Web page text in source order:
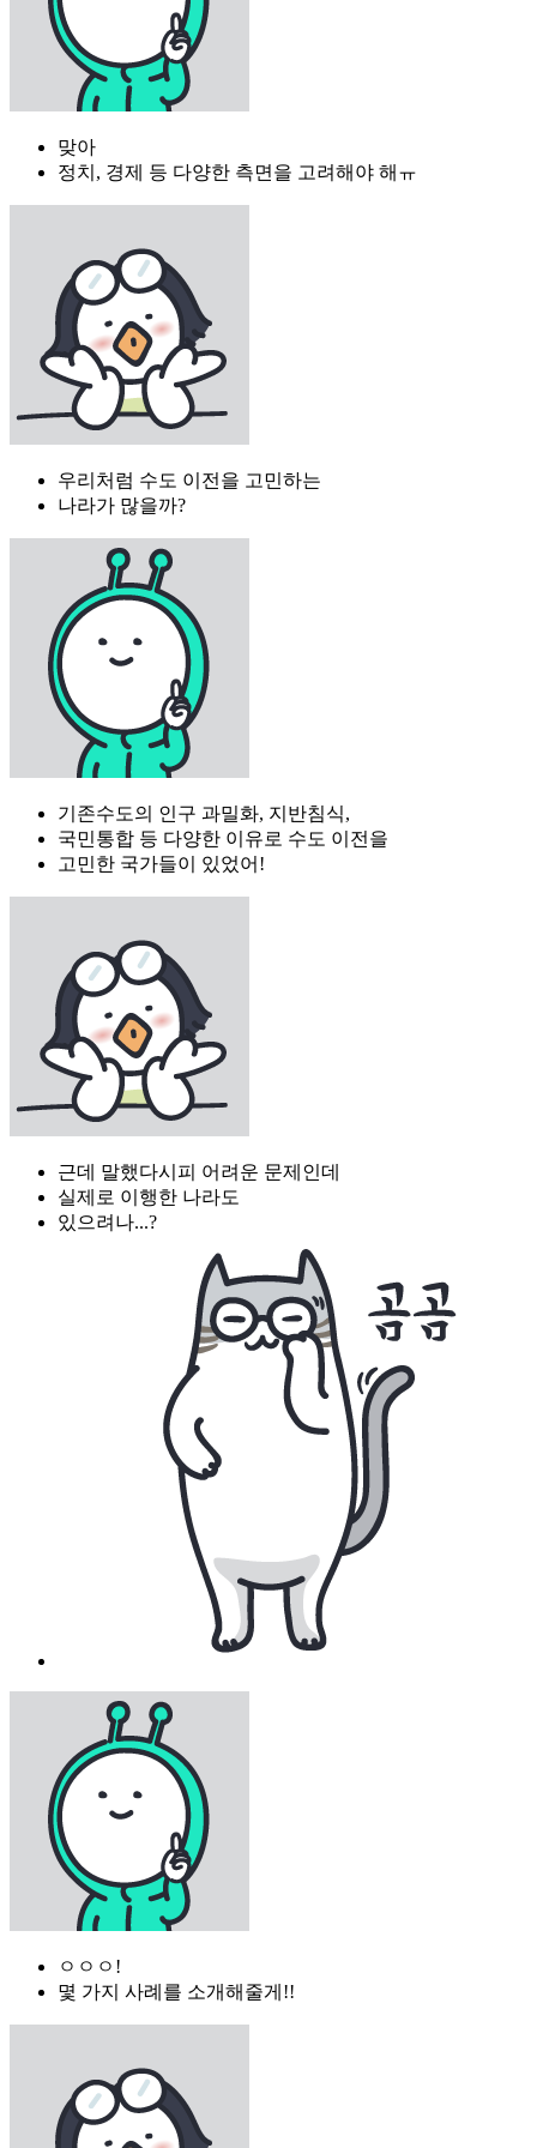
맞아
정치, 경제 등 다양한 측면을 고려해야 해ㅠ
우리처럼 수도 이전을 고민하는
나라가 많을까?
기존수도의 인구 과밀화, 지반침식,
국민통합 등 다양한 이유로 수도 이전을
고민한 국가들이 있었어!
근데 말했다시피 어려운 문제인데
실제로 이행한 나라도
있으려나...?
ㅇㅇㅇ!
몇 가지 사례를 소개해줄게!!